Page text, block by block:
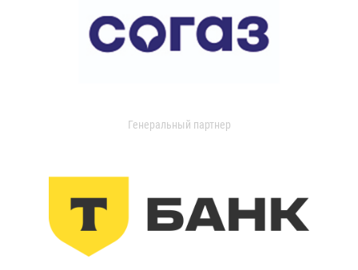
Генеральный партнер